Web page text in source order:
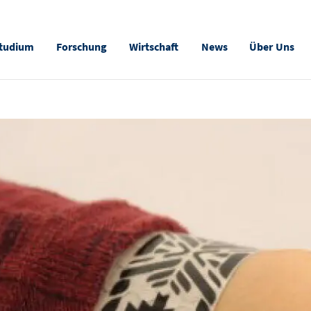
Forschung Wirtschaft News Über Uns